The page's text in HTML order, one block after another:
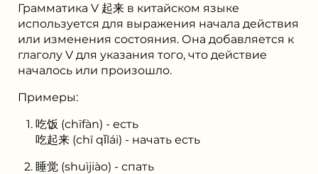
Грамматика V 起来 в китайском языке
используется для выражения начала действия
или изменения состояния. Она добавляется к
глаголу V для указания того, что действие
началось или произошло.
Примеры:
吃饭 (chīfàn) - есть
吃起来 (chī qǐlái) - начать есть
睡觉 (shuìjiào) - спать